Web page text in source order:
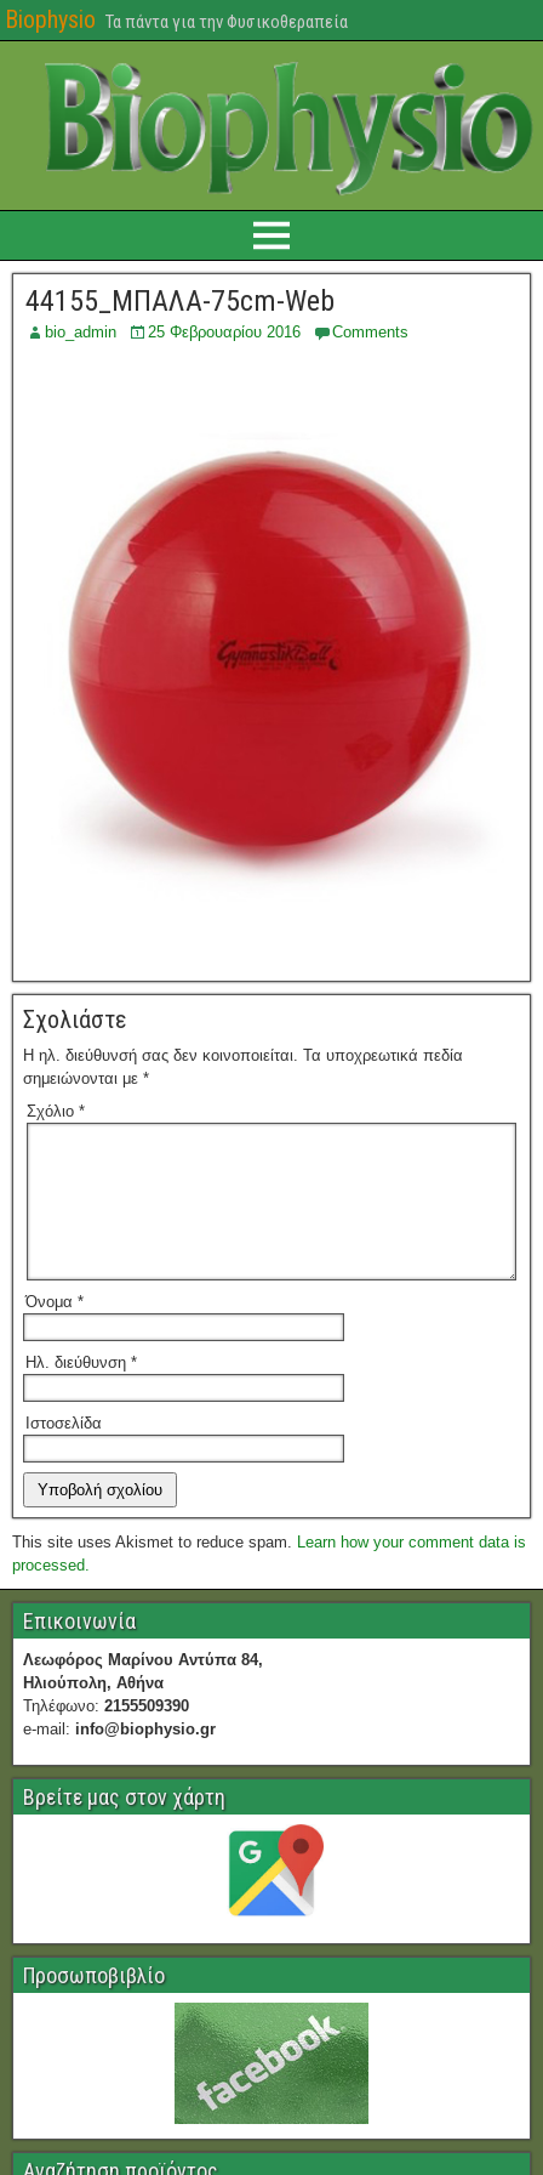
Biophysio Τα πάντα για την Φυσικοθεραπεία
44155_ΜΠΑΛΑ-75cm-Web
bio_admin 25 Φεβρουαρίου 2016 Comments
Σχολιάστε
Η ηλ. διεύθυνσή σας δεν κοινοποιείται. Τα υποχρεωτικά πεδία
σημειώνονται με *
Σχόλιο *
Όνομα *
Ηλ. διεύθυνση *
Ιστοσελίδα
This site uses Akismet to reduce spam. Learn how your comment data is
processed.
Επικοινωνία
Λεωφόρος Μαρίνου Αντύπα 84,
Ηλιούπολη, Αθήνα
Τηλέφωνο: 2155509390
e-mail: info@biophysio.gr
Βρείτε μας στον χάρτη
Προσωποβιβλίο